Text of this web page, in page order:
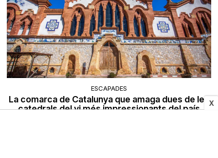
X
ESCAPADES
La comarca de Catalunya que amaga dues de les
catedrals del vi més impressionants del país